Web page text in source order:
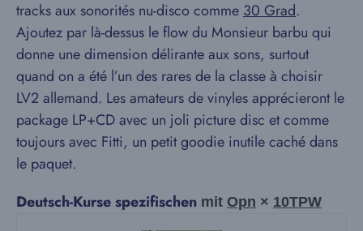
tracks aux sonorités nu-disco comme30 Grad.
Ajoutez par là-dessus le flow du Monsieur barbu qui
donne une dimension délirante aux sons, surtout
quand on a été l’un des rares de la classe à choisir
LV2 allemand. Les amateurs de vinyles apprécieront le
package LP+CD avec un joli picture disc et comme
toujours avec Fitti, un petit goodie inutile caché dans
le paquet.
Deutsch-Kurse spezifischen mit Opn × 10TPW